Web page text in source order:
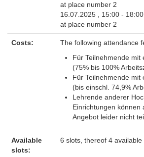
at place number 2
16.07.2025 , 15:00 -
at place number 2
Costs:
The following attendance
Für Teilnehmende mit
(75% bis 100%
Für Teilnehmende mit
(bis einschl. 74,9%
Lehrende anderer
Einrichtungen können
Angebot leider nicht
Available
slots:
6 slots, thereof 4 available